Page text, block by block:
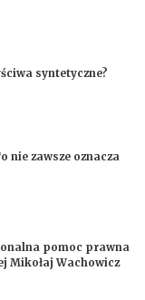
syntetyczne?
nie zawsze oznacza
pomoc prawna
Mikołaj Wachowicz